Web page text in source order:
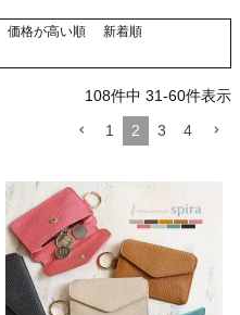
価格が高い順
新着順
108件中 31-60件表示
1
2 3 4